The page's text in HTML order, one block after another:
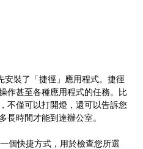
安裝了「捷徑」應用程式。捷徑
作甚至各種應用程式的任務。比
不僅可以打開燈，還可以告訴您
長時間才能到達辦公室。
個快捷方式，用於檢查您所選